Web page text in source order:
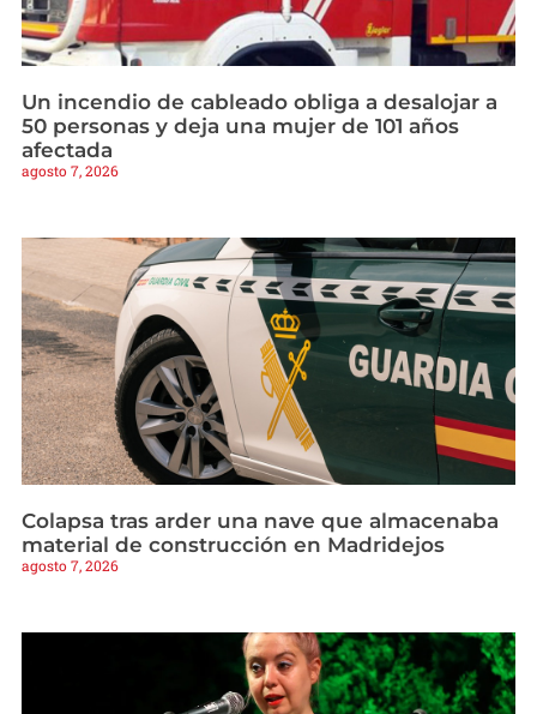
Un incendio de cableado obliga a desalojar a
50 personas y deja una mujer de 101 años
afectada
agosto 7, 2026
Colapsa tras arder una nave que almacenaba
material de construcción en Madridejos
agosto 7, 2026